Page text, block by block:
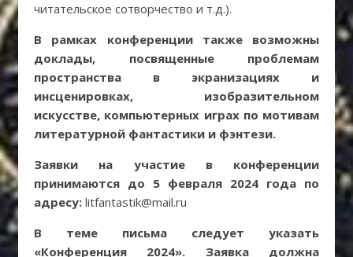
читательское сотворчество и т.д.).
В рамках конференции также возможны
доклады, посвященные проблемам
пространства в экранизациях и
инсценировках, изобразительном
искусстве, компьютерных играх по мотивам
литературной фантастики и фэнтези.
Заявки на участие в конференции
принимаются до 5 февраля 2024 года по
адресу: litfantastik@mail.ru
В теме письма следует указать
«Конференция 2024». Заявка должна